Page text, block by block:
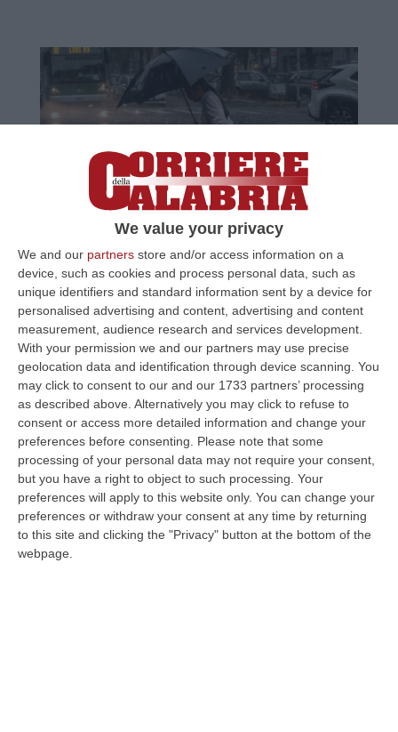
We value your privacy
We and our partners store and/or access information on a
device, such as cookies and process personal data, such as
unique identifiers and standard information sent by a device for
personalised advertising and content, advertising and content
measurement, audience research and services development.
With your permission we and our partners may use precise
geolocation data and identification through device scanning. You
may click to consent to our and our 1733 partners’ processing
as described above. Alternatively you may click to refuse to
consent or access more detailed information and change your
preferences before consenting.
Please note that some
processing of your personal data may not require your consent,
but you have a right to object to such processing. Your
preferences will apply to this website only. You can change your
preferences or withdraw your consent at any time by returning
to this site and clicking the "Privacy" button at the bottom of the
webpage.
Maltempo in Calabria, domani previsti
temporali sul settore jonico
L’area perturbata sulle regioni meridionali
tende a spostarsi lentamente verso sud-
ovest
Pubblicato il: 20/10/24 – 19:07